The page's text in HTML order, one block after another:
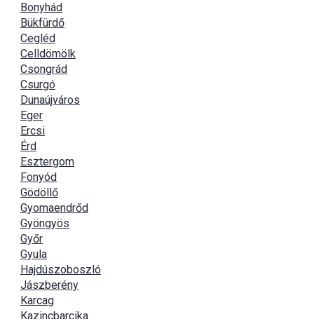
Bonyhád
Bükfürdő
Cegléd
Celldömölk
Csongrád
Csurgó
Dunaújváros
Eger
Ercsi
Érd
Esztergom
Fonyód
Gödöllő
Gyomaendrőd
Gyöngyös
Győr
Gyula
Hajdúszoboszló
Jászberény
Karcag
Kazincbarcika